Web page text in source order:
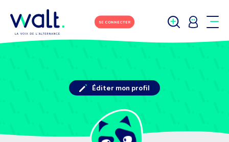
SE CONNECTER
Éditer mon profil